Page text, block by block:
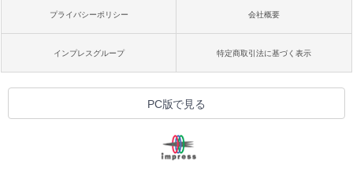
プライバシーポリシー 会社概要
インプレスグループ 特定商取引法に基づく表示
PC版で見る